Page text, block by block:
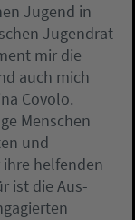
Jugend in
Jugendrat
mir die
auch mich
Covolo.
Menschen
und
helfenden
ist die Aus-